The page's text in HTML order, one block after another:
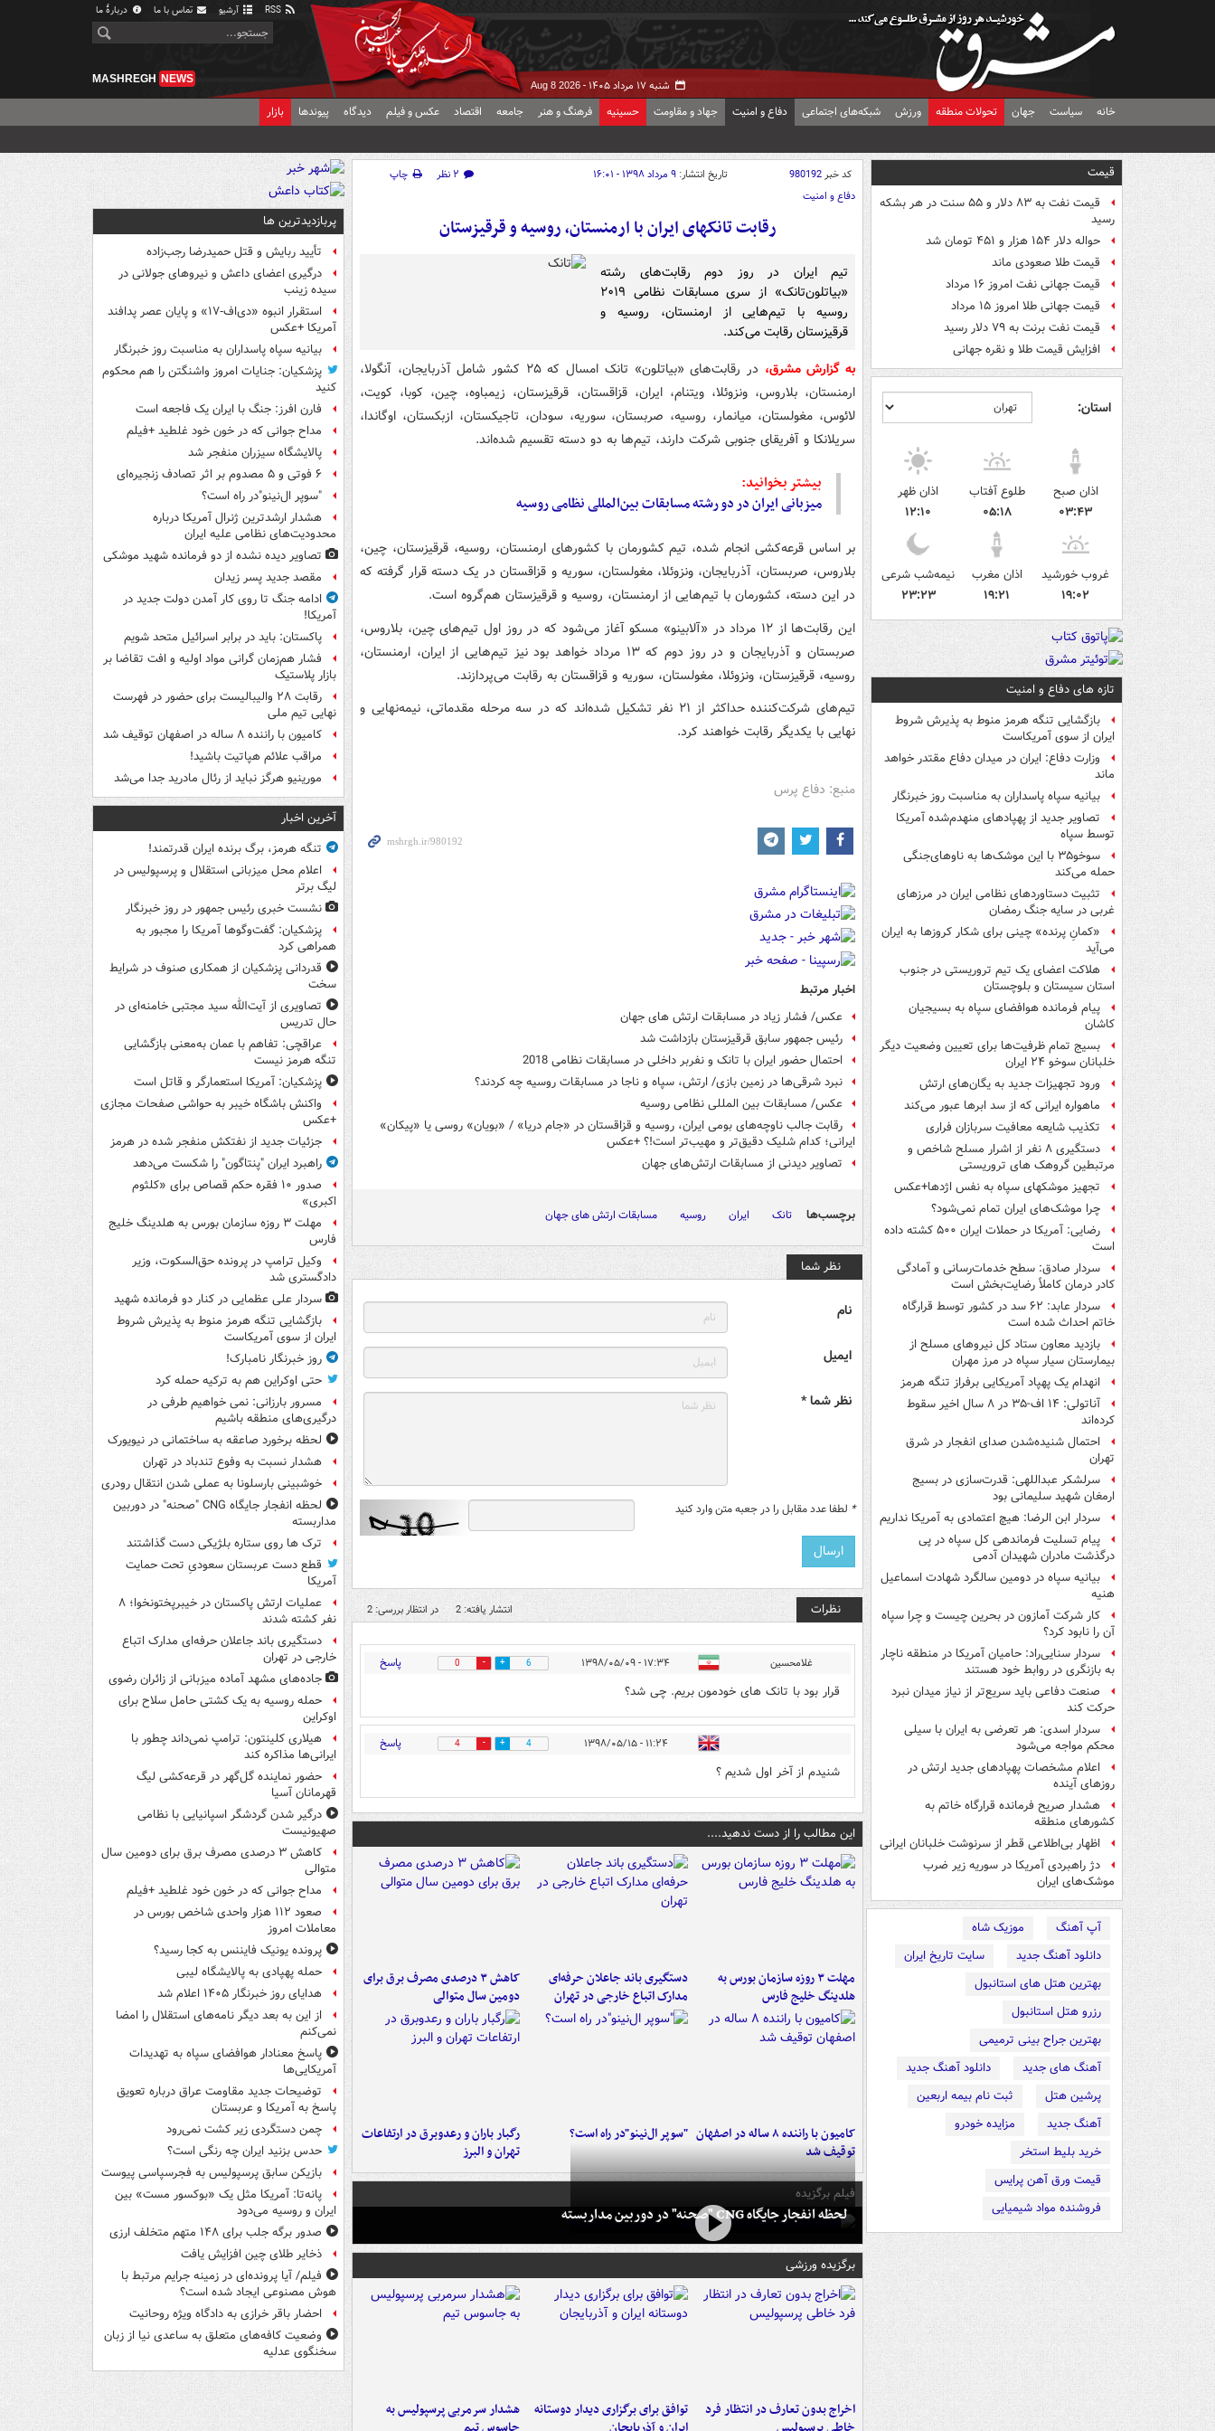
آرشیو تماس با ما دربارهٔ ما
شنبه ۱۷ مرداد ۱۴۰۵ - Aug 8 2026
MASHREGH NEWS
خانه سیاست جهان تحولات منطقه ورزش شبکه‌های اجتماعی دفاع و امنیت جهاد و مقاومت حسینیه فرهنگ و هنر جامعه اقتصاد عکس و فیلم دیدگاه پیوندها بازار
قیمت
قیمت نفت به ۸۳ دلار و ۵۵ سنت در هر بشکه
رسید
حواله دلار ۱۵۴ هزار و ۴۵۱ تومان شد
قیمت طلا صعودی ماند
قیمت جهانی نفت امروز ۱۶ مرداد
قیمت جهانی طلا امروز ۱۵ مرداد
قیمت نفت برنت به ۷۹ دلار رسید
افزایش قیمت طلا و نقره جهانی
استان:
اذان صبح
۰۳:۴۳
طلوع آفتاب
۰۵:۱۸
اذان ظهر
۱۲:۱۰
غروب خورشید
۱۹:۰۲
اذان مغرب
۱۹:۲۱
نیمه‌شب شرعی
۲۳:۲۳
تازه های دفاع و امنیت
بازگشایی تنگه هرمز منوط به پذیرش شروط
ایران از سوی آمریکاست
وزارت دفاع: ایران در میدان دفاع مقتدر خواهد
ماند
بیانیه سپاه پاسداران به مناسبت روز خبرنگار
تصاویر جدید از پهپادهای منهدم‌شده آمریکا
توسط سپاه
سوخو۳۵ با این موشک‌ها به ناوهای‌جنگی
حمله می‌کند
تثبیت دستاوردهای نظامی ایران در مرزهای
غربی در سایه جنگ رمضان
«کمانِ پرنده» چینی برای شکار کروزها به ایران
می‌آید
هلاکت اعضای یک تیم تروریستی در جنوب
استان سیستان و بلوچستان
پیام فرمانده هوافضای سپاه به بسیجیان
کاشان
بسیج تمام ظرفیت‌ها برای تعیین وضعیت دیگر
خلبانان سوخو ۲۴ ایران
ورود تجهیزات جدید به یگان‌های ارتش
ماهواره ایرانی که از سد ابرها عبور می‌کند
تکذیب شایعه معافیت سربازان فراری
دستگیری ۸ نفر از اشرار مسلح شاخص و
مرتبطین گروهک های تروریستی
تجهیز موشکهای سپاه به نفس اژدها+عکس
چرا موشک‌های ایران تمام نمی‌شود؟
رضایی: آمریکا در حملات ایران ۵۰۰ کشته داده
است
سردار صادق: سطح خدمات‌رسانی و آمادگی
کادر درمان کاملاً رضایت‌بخش است
سردار عابد: ۶۲ سد در کشور توسط قرارگاه
خاتم احداث شده است
بازدید معاون ستاد کل نیروهای مسلح از
بیمارستان سیار سپاه در مرز مهران
انهدام یک پهپاد آمریکایی برفراز تنگه هرمز
آناتولی: ۱۴ اف-۳۵ در ۸ سال اخیر سقوط
کرده‌اند
احتمال شنیده‌شدن صدای انفجار در شرق
تهران
سرلشکر عبداللهی: قدرت‌سازی در بسیج
ارمغان شهید سلیمانی بود
سردار ابن الرضا: هیچ اعتمادی به آمریکا نداریم
پیام تسلیت فرماندهی کل سپاه در پی
درگذشت مادران شهیدان آدمی
بیانیه سپاه در دومین سالگرد شهادت اسماعیل
هنیه
کار شرکت آمازون در بحرین چیست و چرا سپاه
آن را نابود کرد؟
سردار سنایی‌راد: حامیان آمریکا در منطقه ناچار
به بازنگری در روابط خود هستند
صنعت دفاعی باید سریع‌تر از نیاز میدان نبرد
حرکت کند
سردار اسدی: هر تعرضی به ایران با سیلی
محکم مواجه می‌شود
اعلام مشخصات پهپادهای جدید ارتش در
روزهای آینده
هشدار صریح فرمانده قرارگاه خاتم‌ به
کشورهای منطقه
اظهار بی‌اطلاعی قطر از سرنوشت خلبانان ایرانی
دژ راهبردی آمریکا در سوریه زیر ضرب
موشک‌های ایران
آپ آهنگ
موزیک شاه
دانلود آهنگ جدید
سایت تاریخ ایران
بهترین هتل های استانبول
رزرو هتل استانبول
بهترین جراح بینی ترمیمی
آهنگ های جدید
دانلود آهنگ جدید
پرشین هتل
ثبت نام بیمه اربعین
آهنگ جدید
مزایده خودرو
خرید بلیط استخر
قیمت ورق آهن پرایس
فروشنده مواد شیمیایی
کد خبر980192 تاریخ انتشار: ۹ مرداد ۱۳۹۸ - ۱۶:۰۱ ۲ نظر
چاپ
دفاع و امنیت
رقابت تانکهای ایران با ارمنستان، روسیه و قرقیزستان
تیم ایران در روز دوم رقابت‌های رشته
«بیاتلون‌تانک» از سری مسابقات نظامی ۲۰۱۹
روسیه با تیم‌هایی از ارمنستان، روسیه و
قرقیزستان رقابت می‌کند.
به گزارش مشرق،
در رقابت‌های «بیاتلون» تانک امسال که ۲۵ کشور شامل آذربایجان، آنگولا،
ارمنستان، بلاروس، ونزوئلا، ویتنام، ایران، قزاقستان، قرقیزستان، زیمباوه، چین، کوبا، کویت،
لائوس، مغولستان، میانمار، روسیه، صربستان، سوریه، سودان، تاجیکستان، ازبکستان، اوگاندا،
سریلانکا و آفریقای جنوبی شرکت دارند، تیم‌ها به دو دسته تقسیم شده‌اند.
بیشتر بخوانید:
میزبانی ایران در دو رشته مسابقات بین‌المللی نظامی روسیه
بر اساس قرعه‌کشی انجام شده، تیم کشورمان با کشورهای ارمنستان، روسیه، قرقیزستان، چین،
بلاروس، صربستان، آذربایجان، ونزوئلا، مغولستان، سوریه و قزاقستان در یک دسته قرار گرفته که
در این دسته، کشورمان با تیم‌هایی از ارمنستان، روسیه و قرقیزستان هم‌گروه است.
این رقابت‌ها از ۱۲ مرداد در «آلابینو» مسکو آغاز می‌شود که در روز اول تیم‌های چین، بلاروس،
صربستان و آذربایجان و در روز دوم که ۱۳ مرداد خواهد بود نیز تیم‌هایی از ایران، ارمنستان،
روسیه، قرقیزستان، ونزوئلا، مغولستان، سوریه و قزاقستان به رقابت می‌پردازند.
تیم‌های شرکت‌کننده حداکثر از ۲۱ نفر تشکیل شده‌اند که در سه مرحله مقدماتی، نیمه‌نهایی و
نهایی با یکدیگر رقابت خواهند کرد.
منبع: دفاع پرس
اخبار مرتبط
عکس/ فشار زیاد در مسابقات ارتش های جهان
رئیس جمهور سابق قرقیزستان بازداشت شد
احتمال حضور ایران با تانک و نفربر داخلی در مسابقات نظامی 2018
نبرد شرقی‌ها در زمین بازی/ ارتش، سپاه و ناجا در مسابقات روسیه چه کردند؟
عکس/ مسابقات بین المللی نظامی روسیه
رقابت جالب ناوچه‌های بومی ایران، روسیه و قزاقستان در «جام دریا» / «بویان» روسی یا «پیکان»
ایرانی؛ کدام شلیک دقیق‌تر و مهیب‌تر است!؟ +عکس
تصاویر دیدنی از مسابقات ارتش‌های جهان
برچسب‌ها تانک ایران روسیه مسابقات ارتش های جهان
نظر شما
نام
ایمیل
نظر شما *
* لطفا عدد مقابل را در جعبه متن وارد کنید
نظرات انتشار یافته: 2 در انتظار بررسی: 2
غلامحسین ۱۷:۳۴ - ۱۳۹۸/۰۵/۰۹ 6
0 پاسخ
قرار بود با تانک های خودمون بریم. چی شد؟
۱۱:۲۴ - ۱۳۹۸/۰۵/۱۵ 4
4 پاسخ
شنیدم از آخر اول شدیم ؟
این مطالب را از دست ندهید....
مهلت ۳ روزه سازمان بورس به
هلدینگ خلیج فارس
دستگیری باند جاعلان حرفه‌ای
مدارک اتباع خارجی در تهران
کاهش ۳ درصدی مصرف برق برای
دومین سال متوالی
کامیون با راننده ۸ ساله در اصفهان
توقیف شد
"سوپر ال‌نینو"در راه است؟
رگبار باران و رعدوبرق در ارتفاعات
تهران و البرز
فیلم برگزیده
لحظه انفجار جایگاه CNG "صحنه" در دوربین مداربسته
برگزیده ورزشی
اخراج بدون تعارف در انتظار فرد
توافق برای برگزاری دیدار دوستانه
هشدار سرمربی پرسپولیس به
پربازدیدترین ها
تأیید ربایش و قتل حمیدرضا رجب‌زاده
درگیری اعضای داعش و نیروهای جولانی در
سیده زینب
استقرار انبوه «دی‌اف‑۱۷» و پایان عصر پدافند
آمریکا +عکس
بیانیه سپاه پاسداران به مناسبت روز خبرنگار
پزشکیان: جنایات امروز واشنگتن را هم محکوم
کنید
فارن افرز: جنگ با ایران یک فاجعه است
مداح جوانی که در خون خود غلطید +فیلم
پالایشگاه سیزران منفجر شد
۶ فوتی و ۵ مصدوم بر اثر تصادف زنجیره‌ای
"سوپر ال‌نینو"در راه است؟
هشدار ارشدترین ژنرال آمریکا درباره
محدودیت‌های نظامی علیه ایران
تصاویر دیده‌ نشده از دو فرمانده شهید موشکی
مقصد جدید پسر زیدان
ادامه جنگ تا روی کار آمدن دولت جدید در
آمریکا!
پاکستان: باید در برابر اسرائیل متحد شویم
فشار هم‌زمان گرانی مواد اولیه و افت تقاضا بر
بازار پلاستیک
رقابت ۲۸ والیبالیست برای حضور در فهرست
نهایی تیم ملی
کامیون با راننده ۸ ساله در اصفهان توقیف شد
مراقب علائم هپاتیت باشید!
مورینیو هرگز نباید از رئال مادرید جدا می‌شد
آخرین اخبار
تنگه هرمز، برگ برنده ایران قدرتمند!
اعلام محل میزبانی استقلال و پرسپولیس در
لیگ برتر
نشست خبری رئیس جمهور در روز خبرنگار
پزشکیان: گفت‌وگوها آمریکا را مجبور به
همراهی کرد
قدردانی پزشکیان از همکاری صنوف در شرایط
سخت
تصاویری از آیت‌الله سید مجتبی خامنه‌ای در
حال تدریس
عراقچی: تفاهم با عمان به‌معنی بازگشایی
تنگه هرمز نیست
پزشکیان: آمریکا استعمارگر و قاتل است
واکنش باشگاه خیبر به حواشی صفحات مجازی
+عکس
جزئیات جدید از نفتکش منفجر شده در هرمز
راهبرد ایران "پنتاگون" را شکست می‌دهد
صدور ۱۰ فقره حکم قصاص برای «کلثوم
اکبری»
مهلت ۳ روزه سازمان بورس به هلدینگ خلیج
فارس
وکیل ترامپ در پرونده حق‌السکوت، وزیر
دادگستری شد
سردار علی عظمایی در کنار دو فرمانده شهید
بازگشایی تنگه هرمز منوط به پذیرش شروط
ایران از سوی آمریکاست
روز خبرنگار نامبارک!
حتی اوکراین هم به ترکیه حمله کرد
مسرور بارزانی: نمی خواهیم طرفی در
درگیری‌های منطقه باشیم
لحظه برخورد صاعقه به ساختمانی در نیویورک
هشدار نسبت به وفوع تندباد در تهران
خوشبینی بارسلونا به عملی شدن انتقال رودری
لحظه انفجار جایگاه CNG "صحنه" در دوربین
مداربسته
ترک ها روی ستاره بلژیکی دست گذاشتند
قطع دست عربستان سعودیِ تحت حمایت
آمریکا
عملیات ارتش پاکستان در خیبرپختونخوا؛ ۸
نفر کشته شدند
دستگیری باند جاعلان حرفه‌ای مدارک اتباع
خارجی در تهران
جاده‌های مشهد آماده میزبانی از زائران رضوی
حمله روسیه به یک کشتی حامل سلاح برای
اوکراین
هیلاری کلینتون: ترامپ نمی‌داند چطور با
ایرانی‌ها مذاکره کند
حضور نماینده گل‌گهر در قرعه‌کشی لیگ
قهرمانان آسیا
درگیر شدن گردشگر اسپانیایی با نظامی
صهیونیست
کاهش ۳ درصدی مصرف برق برای دومین سال
متوالی
مداح جوانی که در خون خود غلطید +فیلم
صعود ۱۱۲ هزار واحدی شاخص بورس در
معاملات امروز
پرونده یونیک فایننس به کجا رسید؟
حمله پهپادی به پالایشگاه لیبی
هدایای روز خبرنگار ۱۴۰۵ اعلام شد
از این به بعد دیگر نامه‌های استقلال را امضا
نمی‌کنم
پاسخ معنادار هوافضای سپاه به تهدیدات
آمریکایی‌ها
توضیحات جدید مقاومت عراق درباره تعویق
پاسخ به آمریکا و عربستان
چمن دستگردی زیر کشت نمی‌رود
حدس بزنید ایران چه رنگی است؟
بازیکن سابق پرسپولیس به فجرسپاسی پیوست
پانه‌تا: آمریکا مثل یک «بوکسور مست» بین
ایران و روسیه می‌دود
صدور برگه جلب برای ۱۴۸ متهم متخلف ارزی
ذخایر طلای چین افزایش یافت
فیلم/ آیا پرونده‌ای در زمینه جرایم مرتبط با
هوش مصنوعی ایجاد شده است؟
احضار باقر خرازی به دادگاه ویژه روحانیت
وضعیت کافه‌های متعلق به ساعدی نیا از زبان
سخنگوی عدلیه